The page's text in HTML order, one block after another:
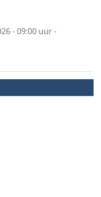
- 09:00 uur -